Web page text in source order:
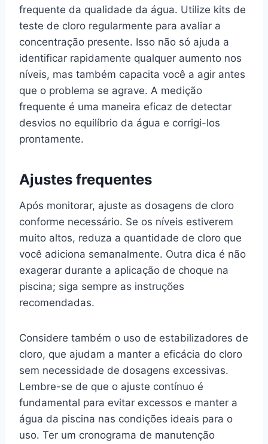
frequente da qualidade da água. Utilize kits de
teste de cloro regularmente para avaliar a
concentração presente. Isso não só ajuda a
identificar rapidamente qualquer aumento nos
níveis, mas também capacita você a agir antes
que o problema se agrave. A medição
frequente é uma maneira eficaz de detectar
desvios no equilíbrio da água e corrigi-los
prontamente.
Ajustes frequentes
Após monitorar, ajuste as dosagens de cloro
conforme necessário. Se os níveis estiverem
muito altos, reduza a quantidade de cloro que
você adiciona semanalmente. Outra dica é não
exagerar durante a aplicação de choque na
piscina; siga sempre as instruções
recomendadas.
Considere também o uso de estabilizadores de
cloro, que ajudam a manter a eficácia do cloro
sem necessidade de dosagens excessivas.
Lembre-se de que o ajuste contínuo é
fundamental para evitar excessos e manter a
água da piscina nas condições ideais para o
uso. Ter um cronograma de manutenção